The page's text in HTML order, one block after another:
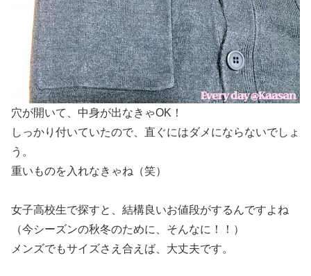
穴が開いて、中身が出なきゃOK！
しっかり付いていたので、直ぐにはダメにならないでしょ
う。
重いものを入れなきゃね（笑）
女子高校生で探すと、結構良いお値段がするんですよね
（今シーズンの秋冬のために、そんなに！！）
メンズでもサイズさえ合えば、大丈夫です。